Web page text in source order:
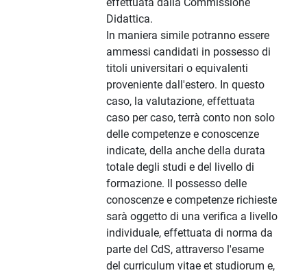
effettuata dalla Commissione
Didattica.
In maniera simile potranno essere
ammessi candidati in possesso di
titoli universitari o equivalenti
proveniente dall'estero. In questo
caso, la valutazione, effettuata
caso per caso, terrà conto non solo
delle competenze e conoscenze
indicate, della anche della durata
totale degli studi e del livello di
formazione. Il possesso delle
conoscenze e competenze richieste
sarà oggetto di una verifica a livello
individuale, effettuata di norma da
parte del CdS, attraverso l'esame
del curriculum vitae et studiorum e,